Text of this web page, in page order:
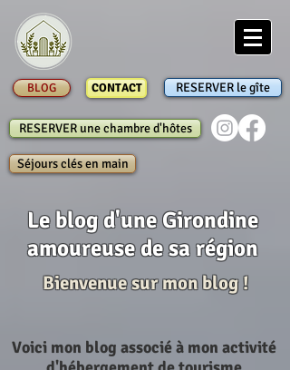
BLOG CONTACT RESERVER le gîte
RESERVER une chambre d'hôtes
Séjours clés en main
Le blog d'une Girondine
amoureuse de sa région
Bienvenue sur mon blog !
Voici mon blog associé à mon activité